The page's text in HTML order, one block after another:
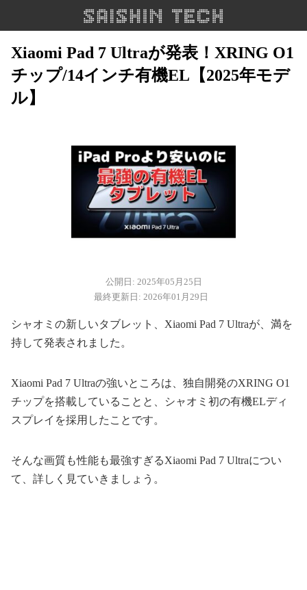
Xiaomi Pad 7 Ultraが発表！XRING O1
チップ/14インチ有機EL【2025年モデ
ル】
公開日: 2025年05月25日
最終更新日: 2026年01月29日
シャオミの新しいタブレット、Xiaomi Pad 7 Ultraが、満を
持して発表されました。
Xiaomi Pad 7 Ultraの強いところは、独自開発のXRING O1
チップを搭載していることと、シャオミ初の有機ELディ
スプレイを採用したことです。
そんな画質も性能も最強すぎるXiaomi Pad 7 Ultraについ
て、詳しく見ていきましょう。